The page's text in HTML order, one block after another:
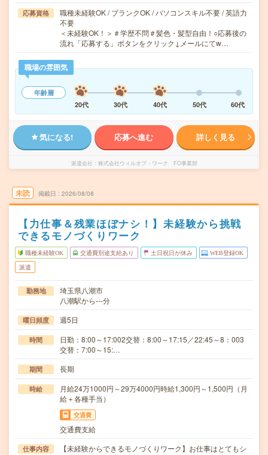
応募資格
職種未経験OK / ブランクOK / パソコンスキル不要 / 英語力
不要
＜未経験OK！＞＃学歴不問＃髪色・髪型自由！○応募後の
流れ「応募する」ボタンをクリック↓メールにてw…
職場の雰囲気
年齢層
20代
30代 40代 50代 60代
気になる! 応募へ進む 詳しく見る
派遣会社 株式会社ウィルオブ・ワーク FO事業部
未読 掲載日 2026/08/08
【力仕事＆残業ほぼナシ！】未経験から挑戦
できるモノづくりワーク
職種未経験OK 交通費別途支給あり 土日祝日が休み WEB登録OK
派遣
勤務地
埼玉県八潮市
八潮駅から---分
曜日頻度 週5日
時間
日勤：8:00～17:002交替：8:00～17:15／22:45～8：003
交替：7:00～15:…
期間 長期
時給
月給24万1000円～29万4000円時給1,300円～1,500円（月
給＋各種手当）
交通費
交通費支給
仕事内容
【未経験からできるモノづくりワーク】お仕事はとてもシ